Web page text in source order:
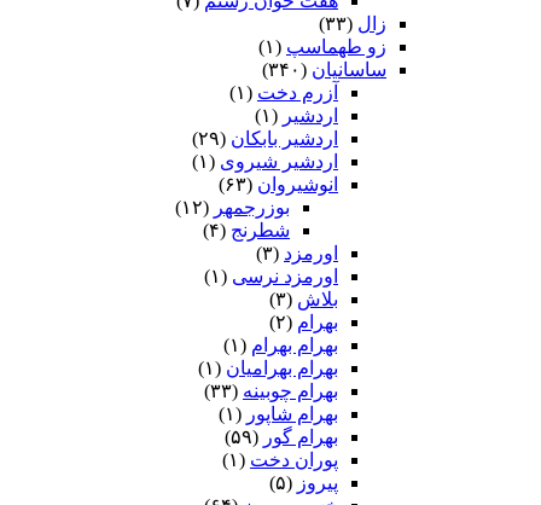
زال (۳۳)
زو طهماسپ‏ (۱)
ساسانیان (۳۴۰)
آزرم دخت (۱)
اردشیر (۱)
اردشیر بابکان (۲۹)
اردشیر شیروی (۱)
انوشیروان (۶۳)
بوزرجمهر (۱۲)
شطرنج (۴)
اورمزد (۳)
اورمزد نرسى‏ (۱)
بلاش (۳)
بهرام (۲)
بهرام بهرام (۱)
بهرام بهرامیان‏ (۱)
بهرام چوبینه (۳۳)
بهرام شاپور (۱)
بهرام گور (۵۹)
پوران دخت (۱)
پیروز (۵)